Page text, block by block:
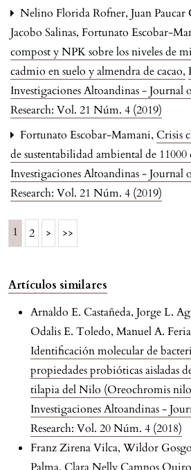
Nelino Florida Rofner, Juan Paucar
Jacobo Salinas, Fortunato Escobar-
compost y NPK sobre los niveles de
cadmio en suelo y almendra de cacao,
Investigaciones Altoandinas - Journal
Research: Vol. 21 Núm. 4 (2019)
Fortunato Escobar-Mamani, Crisis
de sustentabilidad ambiental de
Investigaciones Altoandinas - Journal
Research: Vol. 21 Núm. 4 (2019)
1 2 > >>
Artículos similares
Arnaldo E. Castañeda, Jorge L.
Odalis E. Toledo, Manuel A.
Identificación molecular de
propiedades probióticas aisladas
tilapia del Nilo (Oreochromis
Investigaciones Altoandinas -
Research: Vol. 20 Núm. 4 (2018)
Franz Zirena Vilca, Wildor